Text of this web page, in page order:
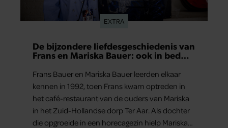
EXTRA
De bijzondere liefdesgeschiedenis van
Frans en Mariska Bauer: ook in bed
Frans Bauer en Mariska Bauer leerden elkaar
kennen in 1992, toen Frans kwam optreden in
het café-restaurant van de ouders van Mariska
in het Zuid-Hollandse dorp Ter Aar. Als dochter
die opgroeide in een horecagezin hielp Mariska